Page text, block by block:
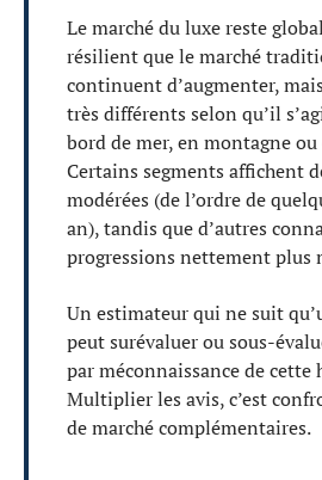
Le marché du luxe reste
résilient que le marché
continuent d’augmenter,
très différents selon qu’il
bord de mer, en montagne
Certains segments affichent
modérées (de l’ordre de
an), tandis que d’autres
progressions nettement plus
Un estimateur qui ne suit
peut surévaluer ou sous-
par méconnaissance de cette
Multiplier les avis, c’est
de marché complémentaires.